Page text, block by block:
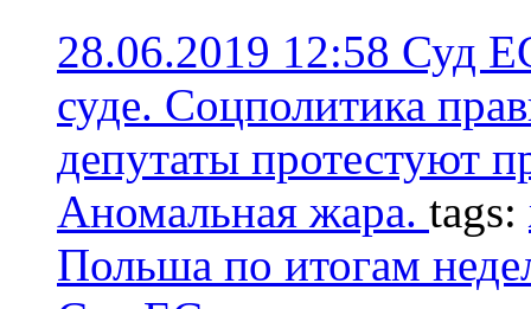
28.06.2019 12:58 Суд
суде. Соцполитика
депутаты протестуют
Аномальная жара. tags:
Польша по итогам